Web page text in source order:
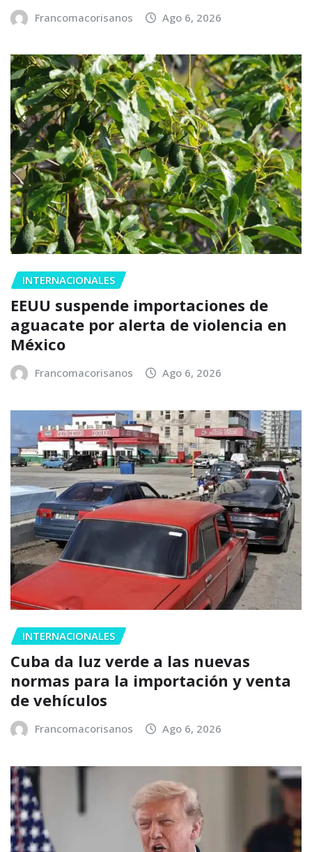
Francomacorisanos Ago 6, 2026
INTERNACIONALES
EEUU suspende importaciones de
aguacate por alerta de violencia en
México
Francomacorisanos Ago 6, 2026
INTERNACIONALES
Cuba da luz verde a las nuevas
normas para la importación y venta
de vehículos
Francomacorisanos Ago 6, 2026